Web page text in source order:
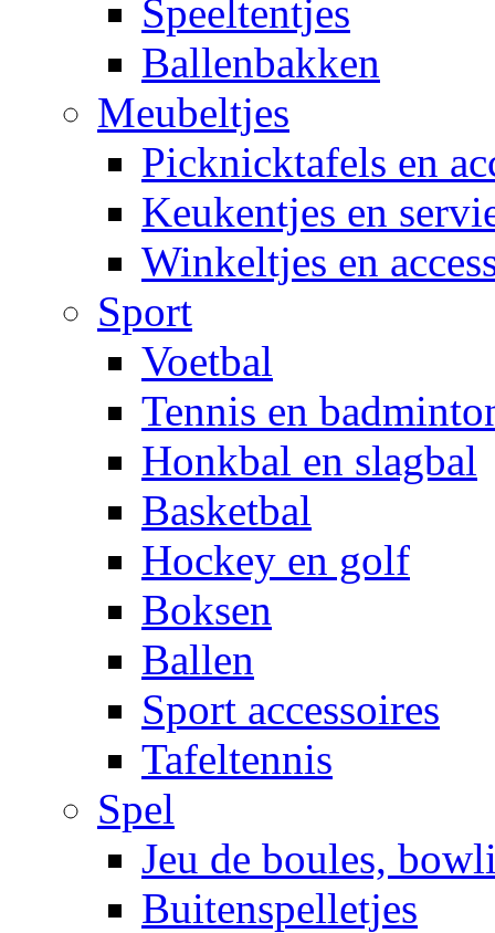
Speeltentjes
Ballenbakken
Meubeltjes
Picknicktafels en
Keukentjes en
Winkeltjes en
Sport
Voetbal
Tennis en
Honkbal en slagbal
Basketbal
Hockey en golf
Boksen
Ballen
Sport accessoires
Tafeltennis
Spel
Jeu de boules,
Buitenspelletjes